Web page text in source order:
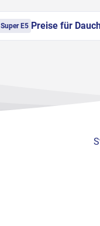
Super E5 Preise für